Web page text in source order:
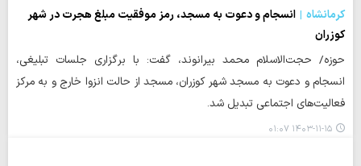
کرمانشاه
انسجام و دعوت به مسجد، رمز موفقیت مبلغ هجرت در شهر
کوزران
حوزه/ حجت‌الاسلام محمد بیرانوند، گفت: با برگزاری جلسات تبلیغی،
انسجام و دعوت به مسجد شهر کوزران، مسجد از حالت انزوا خارج و به مرکز
فعالیت‌های اجتماعی تبدیل شد.
۱۴۰۳-۱۱-۱۵ ۰۱:۰۷